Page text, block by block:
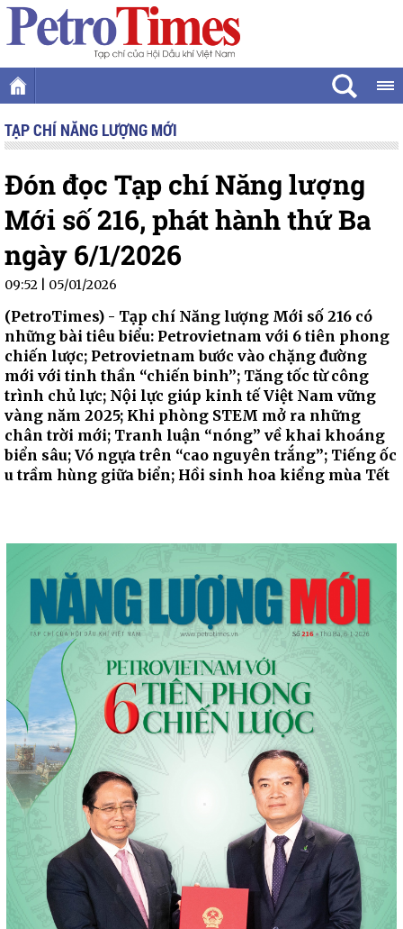
TẠP CHÍ NĂNG LƯỢNG MỚI
Đón đọc Tạp chí Năng lượng
Mới số 216, phát hành thứ Ba
ngày 6/1/2026
09:52 | 05/01/2026
(PetroTimes) - Tạp chí Năng lượng Mới số 216 có
những bài tiêu biểu: Petrovietnam với 6 tiên phong
chiến lược; Petrovietnam bước vào chặng đường
mới với tinh thần “chiến binh”; Tăng tốc từ công
trình chủ lực; Nội lực giúp kinh tế Việt Nam vững
vàng năm 2025; Khi phòng STEM mở ra những
chân trời mới; Tranh luận “nóng” về khai khoáng
biển sâu; Vó ngựa trên “cao nguyên trắng”; Tiếng ốc
u trầm hùng giữa biển; Hồi sinh hoa kiểng mùa Tết